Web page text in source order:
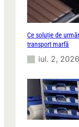
Ce soluție de
transport marfă
iul. 2, 2026